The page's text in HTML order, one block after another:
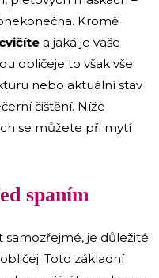
Kromě
a jaká je vaše
obličeje to však vše
nebo aktuální stav
čištění. Níže
se můžete při mytí
spaním
je důležité
Toto základní